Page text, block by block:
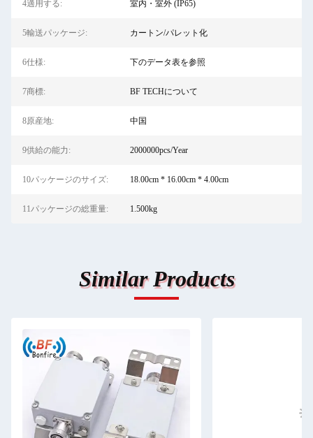
4適用する: 室内・室外 (IP65)
5輸送パッケージ: カートン/パレット化
6仕様: 下のデータ表を参照
7商標: BF TECHについて
8原産地: 中国
9供給の能力: 2000000pcs/Year
10パッケージのサイズ: 18.00cm * 16.00cm * 4.00cm
11パッケージの総重量: 1.500kg
Similar Products